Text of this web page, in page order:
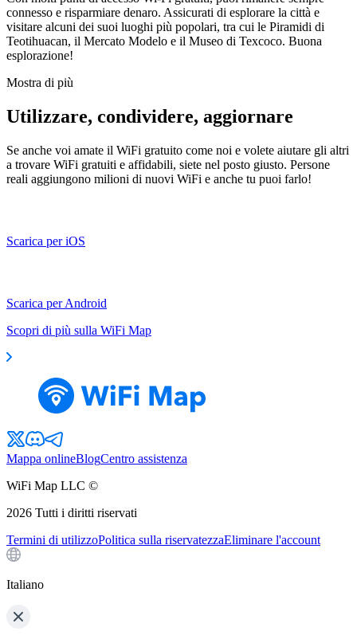
connesso e risparmiare denaro. Assicurati di esplorare la città e
visitare alcuni dei suoi luoghi più popolari, tra cui le Piramidi di
Teotihuacan, il Mercato Modelo e il Museo di Texcoco. Buona
esplorazione!
Mostra di più
Utilizzare, condividere, aggiornare
Se anche voi amate il WiFi gratuito come noi e volete aiutare gli altri
a trovare WiFi gratuiti e affidabili, siete nel posto giusto. Persone
reali aggiungono milioni di nuovi WiFi e anche tu puoi farlo!
Scarica per iOS
Scarica per Android
Scopri di più sulla WiFi Map
Mappa onlineBlogCentro assistenza
WiFi Map LLC ©
2026 Tutti i diritti riservati
Termini di utilizzoPolitica sulla riservatezzaEliminare l'account
Italiano